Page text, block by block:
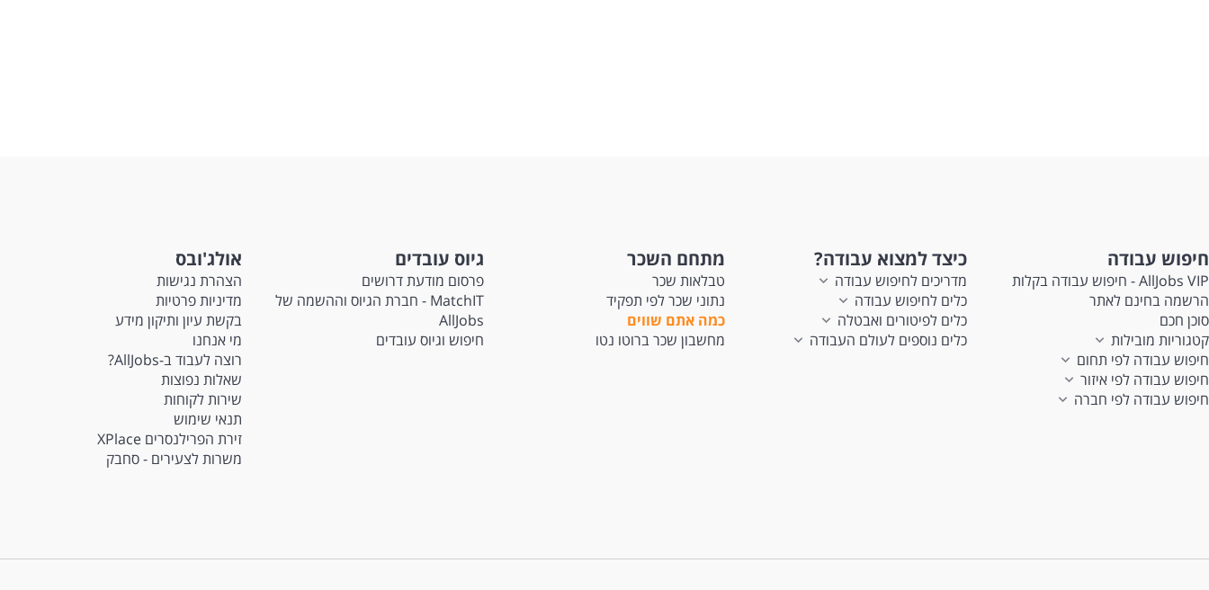
חיפוש עבודה
AllJobs VIP - חיפוש עבודה בקלות
הרשמה בחינם לאתר
סוכן חכם
קטגוריות מובילות
חיפוש עבודה לפי תחום
חיפוש עבודה לפי איזור
חיפוש עבודה לפי חברה
כיצד למצוא עבודה?
מדריכים לחיפוש עבודה
כלים לחיפוש עבודה
כלים לפיטורים ואבטלה
כלים נוספים לעולם העבודה
מתחם השכר
טבלאות שכר
נתוני שכר לפי תפקיד
כמה אתם שווים
מחשבון שכר ברוטו נטו
גיוס עובדים
פרסום מודעת דרושים
MatchIT - חברת הגיוס וההשמה של
AllJobs
חיפוש וגיוס עובדים
אולג'ובס
הצהרת נגישות
מדיניות פרטיות
בקשת עיון ותיקון מידע
מי אנחנו
רוצה לעבוד ב-AllJobs?
שאלות נפוצות
שירות לקוחות
תנאי שימוש
זירת הפרילנסרים XPlace
משרות לצעירים - סחבק